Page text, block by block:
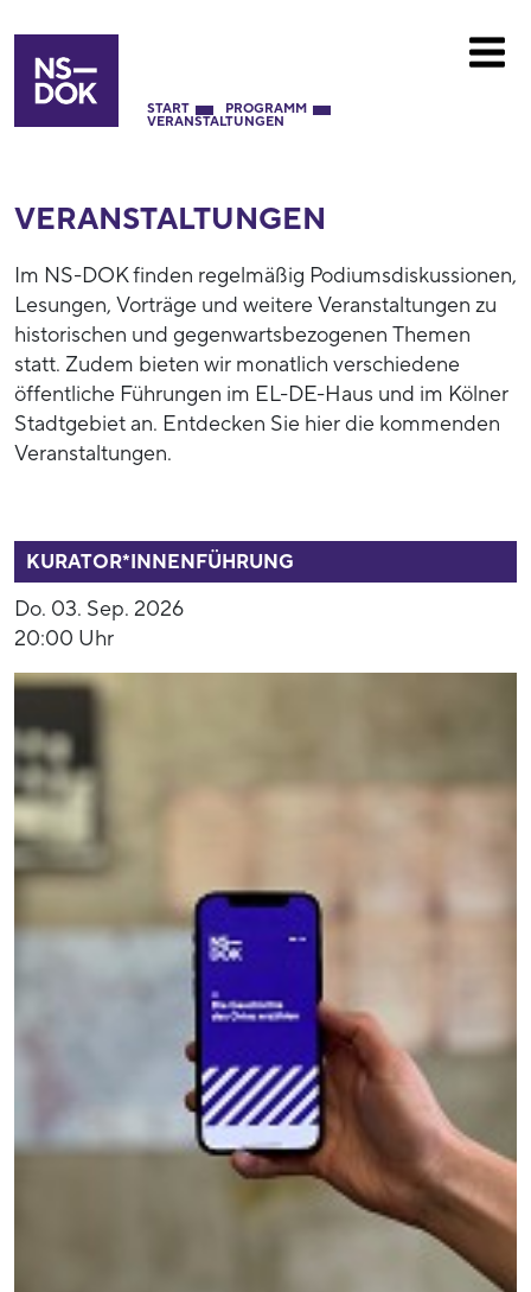
START PROGRAMM
VERANSTALTUNGEN
VERANSTALTUNGEN
Im NS-DOK finden regelmäßig Podiumsdiskussionen,
Lesungen, Vorträge und weitere Veranstaltungen zu
historischen und gegenwartsbezogenen Themen
statt. Zudem bieten wir monatlich verschiedene
öffentliche Führungen im EL-DE-Haus und im Kölner
Stadtgebiet an. Entdecken Sie hier die kommenden
Veranstaltungen.
KURATOR*INNENFÜHRUNG
Do. 03. Sep. 2026
20:00 Uhr